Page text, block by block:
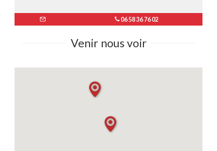
06 58 36 76 02
Venir nous voir